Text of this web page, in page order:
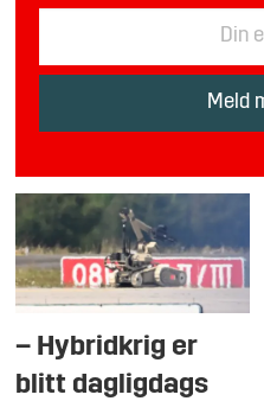
– Hybridkrig er
blitt dagligdags